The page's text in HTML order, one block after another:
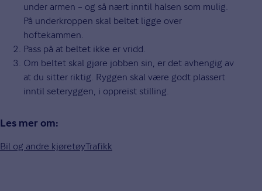
under armen – og så nært inntil halsen som mulig.
På underkroppen skal beltet ligge over
hoftekammen.
Pass på at beltet ikke er vridd.
Om beltet skal gjøre jobben sin, er det avhengig av
at du sitter riktig. Ryggen skal være godt plassert
inntil seteryggen, i oppreist stilling.
Les mer om:
Bil og andre kjøretøyTrafikk